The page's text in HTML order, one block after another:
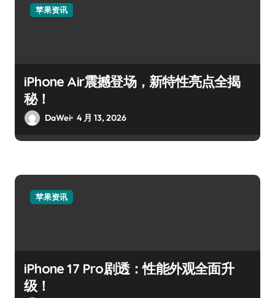
苹果资讯
iPhone Air震撼登场，新特性亮点全揭
秘！
DaWei 4 月 13, 2026
苹果资讯
iPhone 17 Pro剧透：性能外观全面升
级！